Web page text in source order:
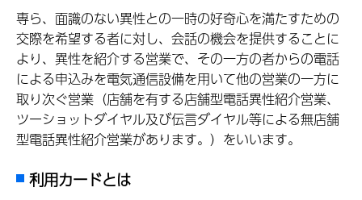
専ら、面識のない異性との一時の好奇心を満たすための
交際を希望する者に対し、会話の機会を提供することに
より、異性を紹介する営業で、その一方の者からの電話
による申込みを電気通信設備を用いて他の営業の一方に
取り次ぐ営業（店舗を有する店舗型電話異性紹介営業、
ツーショットダイヤル及び伝言ダイヤル等による無店舗
型電話異性紹介営業があります。）をいいます。
利用カードとは